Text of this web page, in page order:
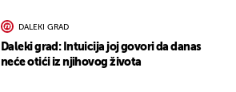
DALEKI GRAD
Daleki grad: Intuicija joj govori da danas
neće otići iz njihovog života